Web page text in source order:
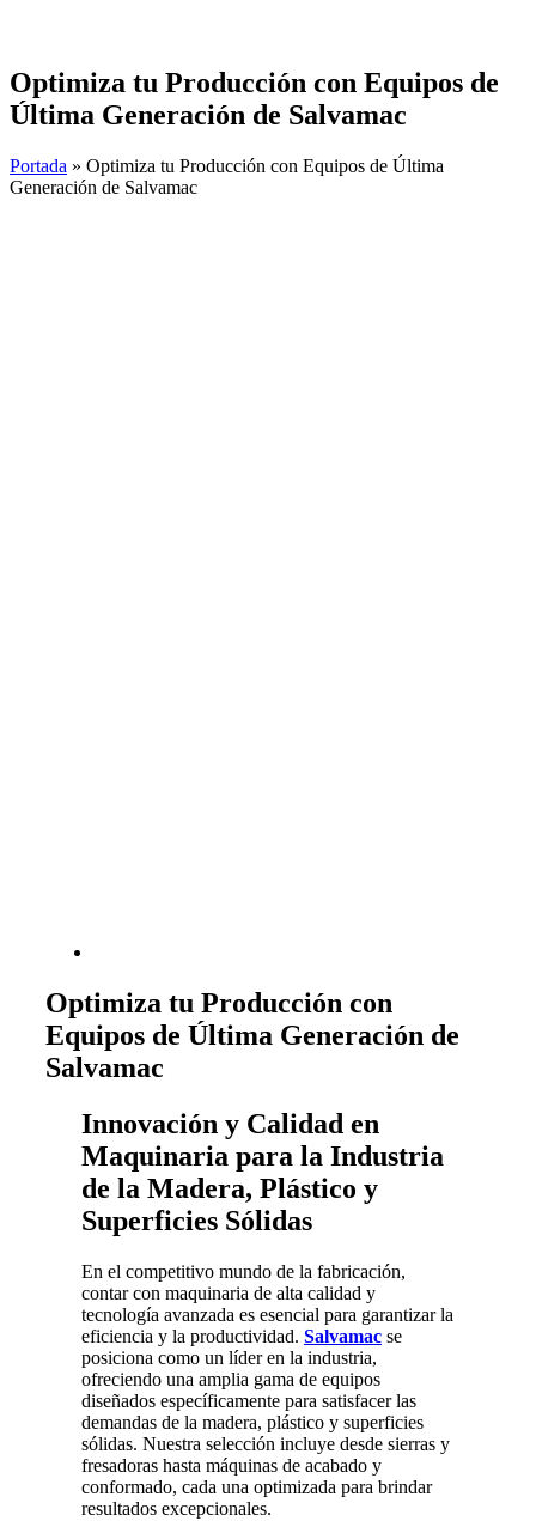
Optimiza tu Producción con Equipos de
Última Generación de Salvamac
Portada » Optimiza tu Producción con Equipos de Última
Generación de Salvamac
Optimiza tu Producción con
Equipos de Última Generación de
Salvamac
Innovación y Calidad en
Maquinaria para la Industria
de la Madera, Plástico y
Superficies Sólidas
En el competitivo mundo de la fabricación,
contar con maquinaria de alta calidad y
tecnología avanzada es esencial para garantizar la
eficiencia y la productividad. Salvamac se
posiciona como un líder en la industria,
ofreciendo una amplia gama de equipos
diseñados específicamente para satisfacer las
demandas de la madera, plástico y superficies
sólidas. Nuestra selección incluye desde sierras y
fresadoras hasta máquinas de acabado y
conformado, cada una optimizada para brindar
resultados excepcionales.